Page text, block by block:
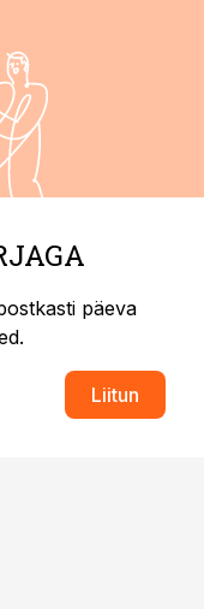
päeva
Liitun